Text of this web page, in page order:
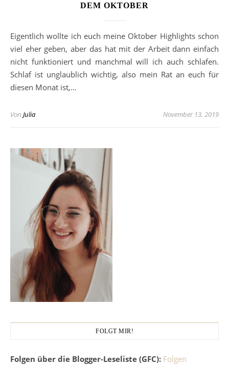
DEM OKTOBER
Eigentlich wollte ich euch meine Oktober Highlights schon
viel eher geben, aber das hat mit der Arbeit dann einfach
nicht funktioniert und manchmal will ich auch schlafen.
Schlaf ist unglaublich wichtig, also mein Rat an euch für
diesen Monat ist,…
Von Julia November 13, 2019
FOLGT MIR!
Folgen über die Blogger-Leseliste (GFC): Folgen